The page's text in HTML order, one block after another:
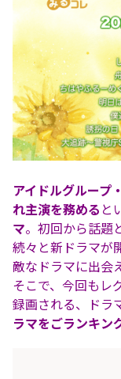
アイドルグループ
れ主演を務める と
マ。初回から話題
続々と新ドラマが
敵なドラマに出会
そこで、今回もレ
録画される、ドラ
ラマをごランキン